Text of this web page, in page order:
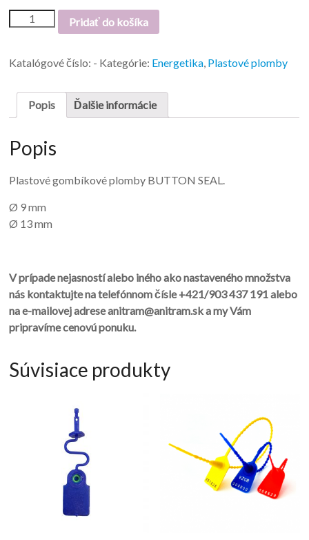
Pridať do košíka
Katalógové číslo: - Kategórie: Energetika, Plastové plomby
Popis Ďalšie informácie
Popis
Plastové gombíkové plomby BUTTON SEAL.
Ø 9 mm
Ø 13 mm
V prípade nejasností alebo iného ako nastaveného množstva
nás kontaktujte na telefónnom čísle +421/903 437 191 alebo
na e-mailovej adrese anitram@anitram.sk a my Vám
pripravíme cenovú ponuku.
Súvisiace produkty